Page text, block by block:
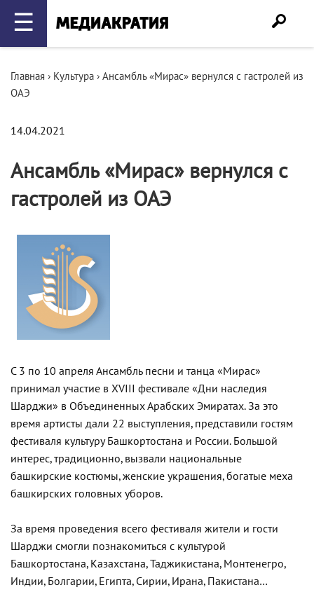
☰
Главная › Культура › Ансамбль «Мирас» вернулся с гастролей из
ОАЭ
14.04.2021
Ансамбль «Мирас» вернулся с
гастролей из ОАЭ
С 3 по 10 апреля Ансамбль песни и танца «Мирас»
принимал участие в XVIII фестивале «Дни наследия
Шарджи» в Объединенных Арабских Эмиратах. За это
время артисты дали 22 выступления, представили гостям
фестиваля культуру Башкортостана и России. Большой
интерес, традиционно, вызвали национальные
башкирские костюмы, женские украшения, богатые меха
башкирских головных уборов.
За время проведения всего фестиваля жители и гости
Шарджи смогли познакомиться с культурой
Башкортостана, Казахстана, Таджикистана, Монтенегро,
Индии, Болгарии, Египта, Сирии, Ирана, Пакистана…